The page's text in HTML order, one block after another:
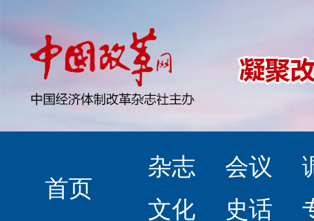
首页
杂志 会议
文化
史话